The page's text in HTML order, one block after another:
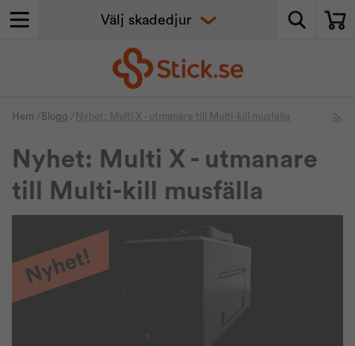
Hem / Blogg / Nyhet: Multi X - utmanare till Multi-kill musfälla
Nyhet: Multi X - utmanare
till Multi-kill musfälla